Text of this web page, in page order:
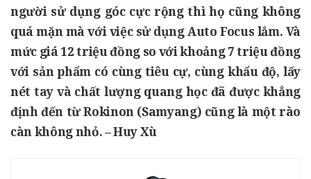
người sử dụng góc cực rộng thì họ cũng không
quá mặn mà với việc sử dụng Auto Focus lắm. Và
mức giá 12 triệu đồng so với khoảng 7 triệu đồng
với sản phẩm có cùng tiêu cự, cùng khẩu độ, lấy
nét tay và chất lượng quang học đã được khẳng
định đến từRokinon (Samyang) cũng là một rào
càn không nhỏ. –Huy Xù